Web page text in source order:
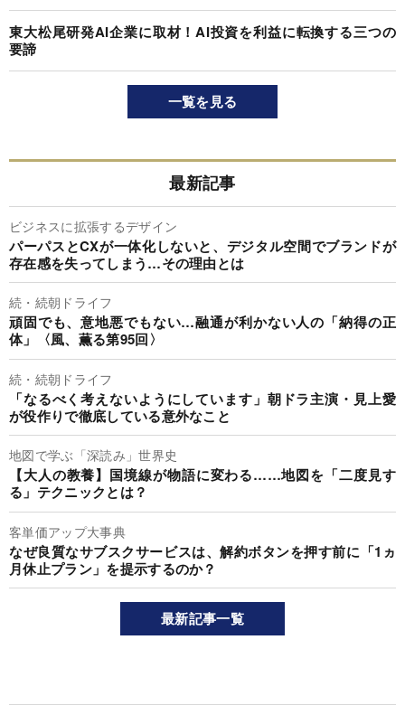
東大松尾研発AI企業に取材！AI投資を利益に転換する三つの
要諦
一覧を見る
最新記事
ビジネスに拡張するデザイン
パーパスとCXが一体化しないと、デジタル空間でブランドが
存在感を失ってしまう…その理由とは
続・続朝ドライフ
頑固でも、意地悪でもない…融通が利かない人の「納得の正
体」〈風、薫る第95回〉
続・続朝ドライフ
「なるべく考えないようにしています」朝ドラ主演・見上愛
が役作りで徹底している意外なこと
地図で学ぶ「深読み」世界史
【大人の教養】国境線が物語に変わる……地図を「二度見す
る」テクニックとは？
客単価アップ大事典
なぜ良質なサブスクサービスは、解約ボタンを押す前に「1ヵ
月休止プラン」を提示するのか？
最新記事一覧